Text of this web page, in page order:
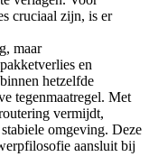
cruciaal zijn, is er
maar
en
hetzelfde
tegenmaatregel. Met
vermijdt,
omgeving. Deze
aansluit bij